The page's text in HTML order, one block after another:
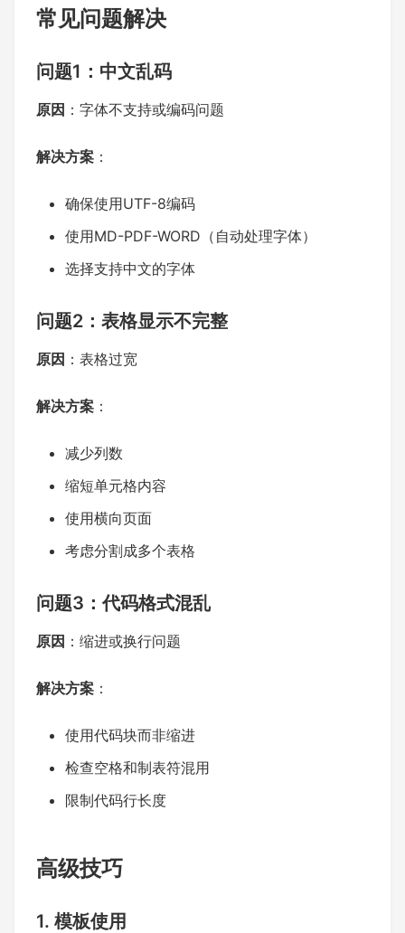
常见问题解决
问题1：中文乱码
原因 ：字体不支持或编码问题
解决方案 ：
确保使用UTF-8编码
使用MD-PDF-WORD（自动处理字体）
选择支持中文的字体
问题2：表格显示不完整
原因 ：表格过宽
解决方案 ：
减少列数
缩短单元格内容
使用横向页面
考虑分割成多个表格
问题3：代码格式混乱
原因 ：缩进或换行问题
解决方案 ：
使用代码块而非缩进
检查空格和制表符混用
限制代码行长度
高级技巧
1. 模板使用